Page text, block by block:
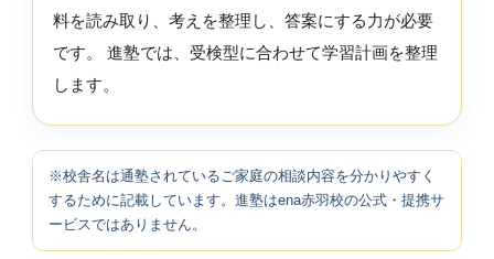
料を読み取り、考えを整理し、答案にする力が必要
です。 進塾では、受検型に合わせて学習計画を整理
します。
※校舎名は通塾されているご家庭の相談内容を分かりやすく
するために記載しています。進塾はena赤羽校の公式・提携サ
ービスではありません。